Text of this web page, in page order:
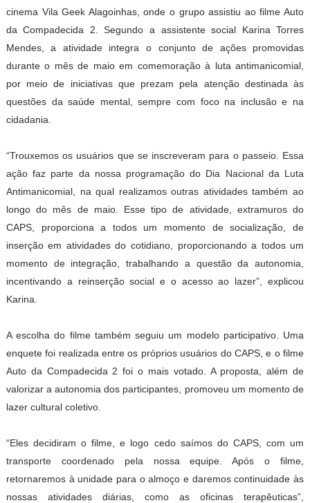
cinema Vila Geek Alagoinhas, onde o grupo assistiu ao filme Auto
da Compadecida 2. Segundo a assistente social Karina Torres
Mendes, a atividade integra o conjunto de ações promovidas
durante o mês de maio em comemoração à luta antimanicomial,
por meio de iniciativas que prezam pela atenção destinada às
questões da saúde mental, sempre com foco na inclusão e na
cidadania.
“Trouxemos os usuários que se inscreveram para o passeio. Essa
ação faz parte da nossa programação do Dia Nacional da Luta
Antimanicomial, na qual realizamos outras atividades também ao
longo do mês de maio. Esse tipo de atividade, extramuros do
CAPS, proporciona a todos um momento de socialização, de
inserção em atividades do cotidiano, proporcionando a todos um
momento de integração, trabalhando a questão da autonomia,
incentivando a reinserção social e o acesso ao lazer”, explicou
Karina.
A escolha do filme também seguiu um modelo participativo. Uma
enquete foi realizada entre os próprios usuários do CAPS, e o filme
Auto da Compadecida 2 foi o mais votado. A proposta, além de
valorizar a autonomia dos participantes, promoveu um momento de
lazer cultural coletivo.
“Eles decidiram o filme, e logo cedo saímos do CAPS, com um
transporte coordenado pela nossa equipe. Após o filme,
retornaremos à unidade para o almoço e daremos continuidade às
nossas atividades diárias, como as oficinas terapêuticas”,